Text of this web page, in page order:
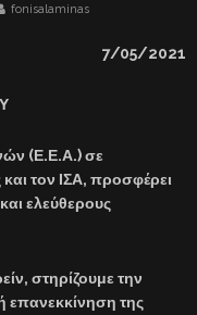
fonisalaminas
7/05/2021
(Ε.Ε.Α.) σε
τον ΙΣΑ, προσφέρει
ελεύθερους
στηρίζουμε την
επανεκκίνηση της